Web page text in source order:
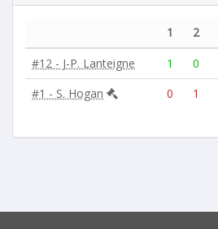
1 2
#12 - J-P. Lanteigne
1 0
#1 - S. Hogan
0 1